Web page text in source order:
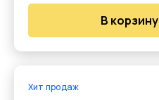
В корзину
Хит продаж